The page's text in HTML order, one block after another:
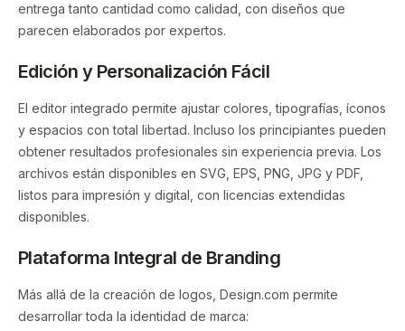
entrega tanto cantidad como calidad, con diseños que
parecen elaborados por expertos.
Edición y Personalización Fácil
El editor integrado permite ajustar colores, tipografías, íconos
y espacios con total libertad. Incluso los principiantes pueden
obtener resultados profesionales sin experiencia previa. Los
archivos están disponibles en SVG, EPS, PNG, JPG y PDF,
listos para impresión y digital, con licencias extendidas
disponibles.
Plataforma Integral de Branding
Más allá de la creación de logos, Design.com permite
desarrollar toda la identidad de marca: